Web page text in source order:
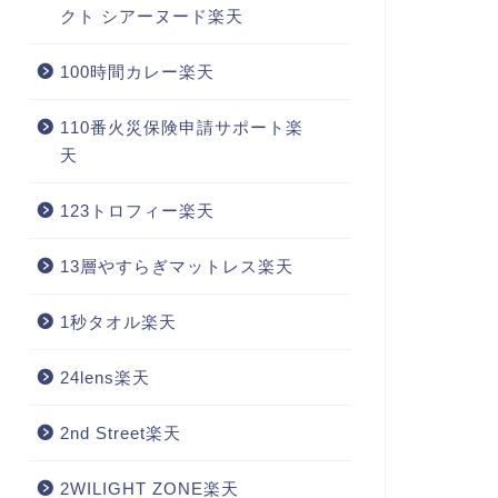
クト シアーヌード楽天
100時間カレー楽天
110番火災保険申請サポート楽
天
123トロフィー楽天
13層やすらぎマットレス楽天
1秒タオル楽天
24lens楽天
2nd Street楽天
2WILIGHT ZONE楽天